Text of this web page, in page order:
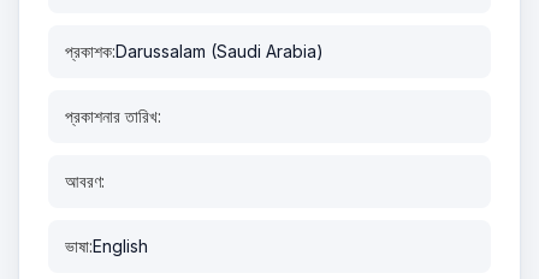
প্রকাশক:Darussalam (Saudi Arabia)
প্রকাশনার তারিখ:
আবরণ:
ভাষা:English